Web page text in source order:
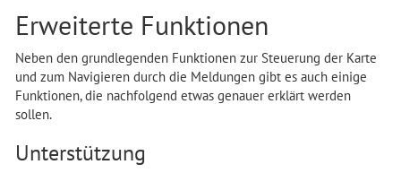
Erweiterte Funktionen
Neben den grundlegenden Funktionen zur Steuerung der Karte
und zum Navigieren durch die Meldungen gibt es auch einige
Funktionen, die nachfolgend etwas genauer erklärt werden
sollen.
Unterstützung